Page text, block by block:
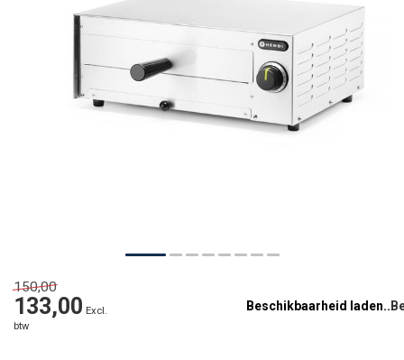
150,00
133,00 Excl.
btw
Beschikbaarheid laden..